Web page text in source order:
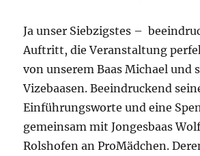
Ja unser Siebzigstes –
Auftritt, die Veranstaltung
von unserem Baas Michael und
Vizebaasen. Beeindruckend
Einführungsworte und eine
gemeinsam mit Jongesbaas
Rolshofen an ProMädchen.